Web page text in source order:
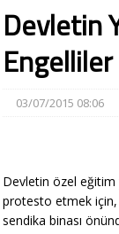
Devletin
03/07/2015 08:06
Devletin özel eğitim
protesto etmek için,
sendika binası